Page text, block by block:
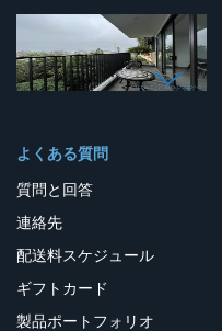
よくある質問
質問と回答
連絡先
配送料スケジュール
ギフトカード
製品ポートフォリオ